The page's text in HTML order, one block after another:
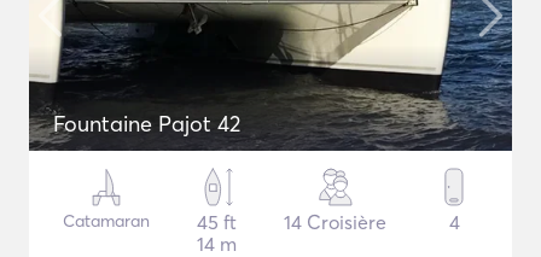
Fountaine Pajot 42
Catamaran
45 ft
14 m
14 Croisière 4